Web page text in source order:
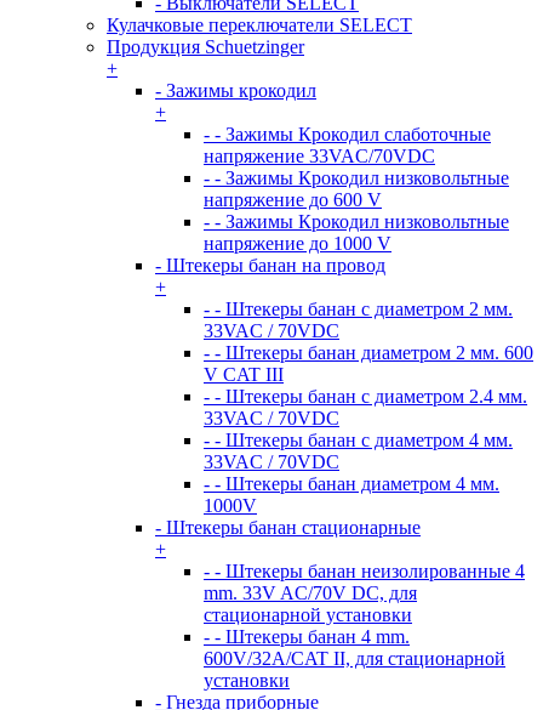
Кулачковые переключатели SELECT
Продукция Schuetzinger
+
- Зажимы крокодил
+
- - Зажимы Крокодил слаботочные
напряжение 33VAC/70VDC
- - Зажимы Крокодил низковольтные
напряжение до 600 V
- - Зажимы Крокодил низковольтные
напряжение до 1000 V
- Штекеры банан на провод
+
- - Штекеры банан с диаметром 2 мм.
33VAC / 70VDC
- - Штекеры банан диаметром 2 мм. 600
V CAT III
- - Штекеры банан с диаметром 2.4 мм.
33VAC / 70VDC
- - Штекеры банан с диаметром 4 мм.
33VAC / 70VDC
- - Штекеры банан диаметром 4 мм.
1000V
- Штекеры банан стационарные
+
- - Штекеры банан неизолированные 4
mm. 33V AC/70V DC, для
стационарной установки
- - Штекеры банан 4 mm.
600V/32А/CAT II, для стационарной
установки
- Гнезда приборные